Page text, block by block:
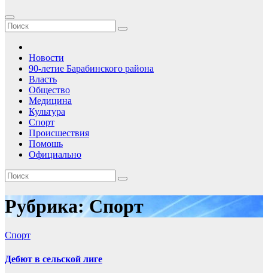
Новости
90-летие Барабинского района
Власть
Общество
Медицина
Культура
Спорт
Происшествия
Помошь
Официально
Рубрика:Спорт
Спорт
Дебют в сельской лиге